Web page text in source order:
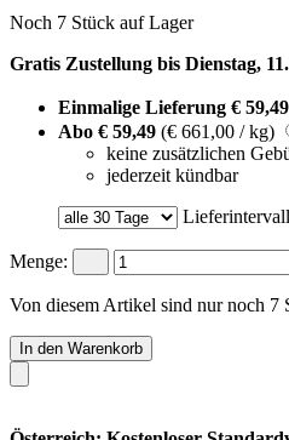
Noch 7 Stück auf Lager
Gratis Zustellung bis Dienstag,
Einmalige Lieferung € 59,49
Abo € 59,49 (€ 661,00 / kg)
keine zusätzlichen
jederzeit kündbar
Menge:
Von diesem Artikel sind nur noch 7
In den Warenkorb